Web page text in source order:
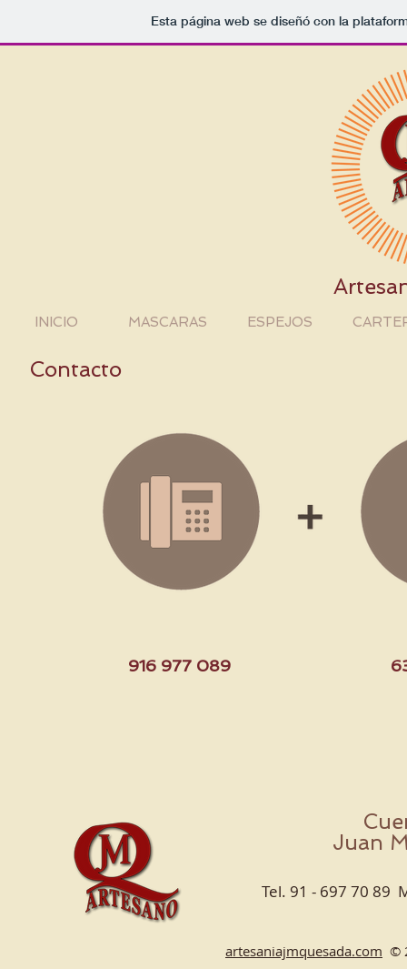
Esta página web se diseñó con la
INICIO MASCARAS ESPEJOS
Contacto
916 977 089
Tel. 91 - 697 70 89
Juan
artesaniajmquesada.com ​©